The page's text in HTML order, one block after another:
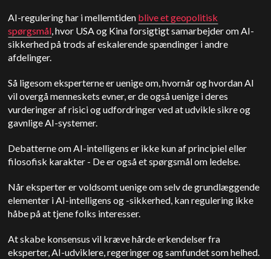
AI-regulering har i mellemtiden blive et geopolitisk
spørgsmål, hvor USA og Kina forsigtigt samarbejder om AI-
sikkerhed på trods af eskalerende spændinger i andre
afdelinger.
Så ligesom eksperterne er uenige om, hvornår og hvordan AI
vil overgå menneskets evner, er de også uenige i deres
vurderinger af risici og udfordringer ved at udvikle sikre og
gavnlige AI-systemer.
Debatterne om AI-intelligens er ikke kun af principiel eller
filosofisk karakter - De er også et spørgsmål om ledelse.
Når eksperter er voldsomt uenige om selv de grundlæggende
elementer i AI-intelligens og -sikkerhed, kan regulering ikke
håbe på at tjene folks interesser.
At skabe konsensus vil kræve hårde erkendelser fra
eksperter, AI-udviklere, regeringer og samfundet som helhed.